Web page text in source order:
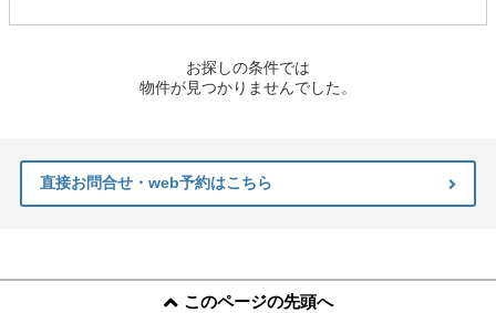
お探しの条件では
物件が見つかりませんでした。
直接お問合せ・web予約はこちら
このページの先頭へ